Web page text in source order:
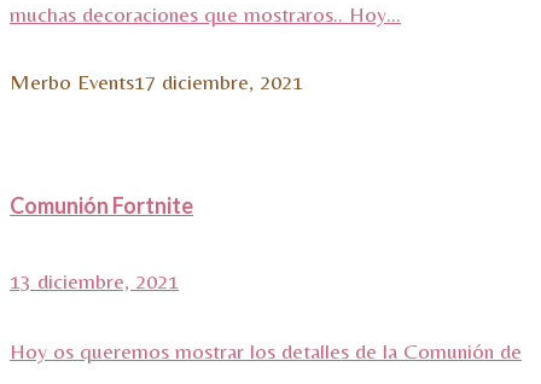
muchas decoraciones que mostraros.. Hoy...
Merbo Events17 diciembre, 2021
Comunión Fortnite
13 diciembre, 2021
Hoy os queremos mostrar los detalles de la Comunión de